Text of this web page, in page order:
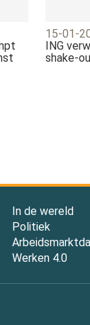
15-01-
ING
shake-
In de wereld
Politiek
Werken 4.0